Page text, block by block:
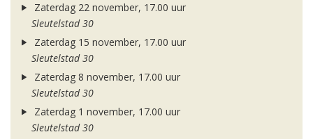
Zaterdag 22 november, 17.00 uur
Sleutelstad 30
Zaterdag 15 november, 17.00 uur
Sleutelstad 30
Zaterdag 8 november, 17.00 uur
Sleutelstad 30
Zaterdag 1 november, 17.00 uur
Sleutelstad 30